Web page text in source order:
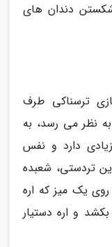
دندان های
ترسناکی طرف
نظر می رسد، به
دارد و نفس
تردستی، شعبده
یک میز که اره
و اره دستیار